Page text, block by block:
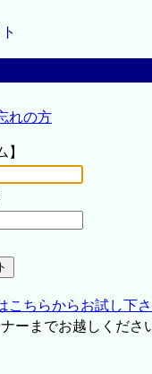
れの方
】
こちらからお試し下
ーまでお越しくださ